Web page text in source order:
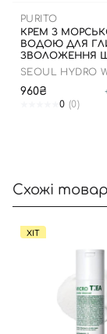
PURITO
КРЕМ З
ВОДОЮ ДЛЯ
ЗВОЛОЖЕННЯ
50МЛ
SEOUL HYDRO
960₴
0 (0)
Схожі
ХІТ
Номер
Відправляючи
приймаєте